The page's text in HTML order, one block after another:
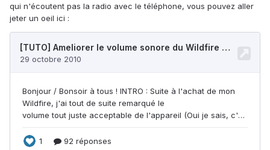
qui n'écoutent pas la radio avec le téléphone, vous pouvez aller
jeter un oeil ici :